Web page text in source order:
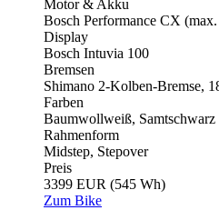
Motor & Akku
Bosch Performance CX
Display
Bosch Intuvia 100
Bremsen
Shimano 2-Kolben-Bremse,
Farben
Baumwollweiß, Samtschwarz
Rahmenform
Midstep, Stepover
Preis
3399 EUR (545 Wh)
Zum Bike